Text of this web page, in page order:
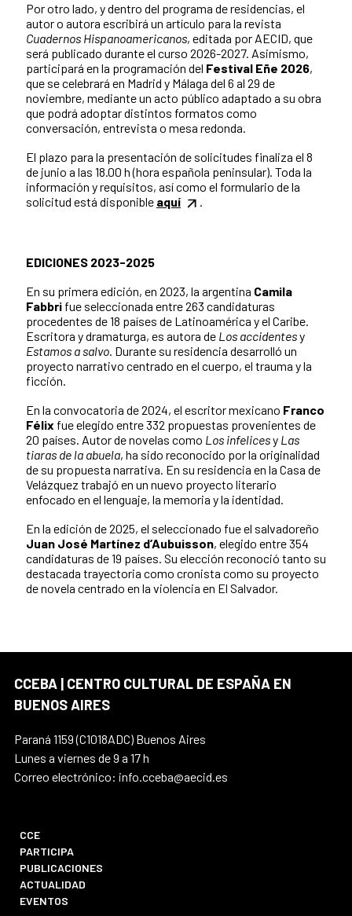
Por otro lado, y dentro del programa de residencias, el
autor o autora escribirá un artículo para la revista
Cuadernos Hispanoamericanos, editada por AECID, que
será publicado durante el curso 2026-2027. Asimismo,
participará en la programación del Festival Eñe 2026,
que se celebrará en Madrid y Málaga del 6 al 29 de
noviembre, mediante un acto público adaptado a su obra
que podrá adoptar distintos formatos como
conversación, entrevista o mesa redonda.
El plazo para la presentación de solicitudes finaliza el 8
de junio a las 18.00 h (hora española peninsular). Toda la
información y requisitos, así como el formulario de la
solicitud está disponible aquí .
EDICIONES 2023-2025
En su primera edición, en 2023, la argentina Camila
Fabbri fue seleccionada entre 263 candidaturas
procedentes de 18 países de Latinoamérica y el Caribe.
Escritora y dramaturga, es autora de Los accidentesy
Estamos a salvo. Durante su residencia desarrolló un
proyecto narrativo centrado en el cuerpo, el trauma y la
ficción.
En la convocatoria de 2024, el escritor mexicano Franco
Félix fue elegido entre 332 propuestas provenientes de
20 países. Autor de novelas como Los infelicesy Las
tiaras de la abuela, ha sido reconocido por la originalidad
de su propuesta narrativa. En su residencia en la Casa de
Velázquez trabajó en un nuevo proyecto literario
enfocado en el lenguaje, la memoria y la identidad.
En la edición de 2025, el seleccionado fue el salvadoreño
Juan José Martínez d’Aubuisson, elegido entre 354
candidaturas de 19 países. Su elección reconoció tanto su
destacada trayectoria como cronista como su proyecto
de novela centrado en la violencia en El Salvador.
CCEBA | CENTRO CULTURAL DE ESPAÑA EN
BUENOS AIRES
Paraná 1159 (C1018ADC) Buenos Aires
Lunes a viernes de 9 a 17 h
Correo electrónico: info.cceba@aecid.es
CCE
PARTICIPA
PUBLICACIONES
ACTUALIDAD
EVENTOS